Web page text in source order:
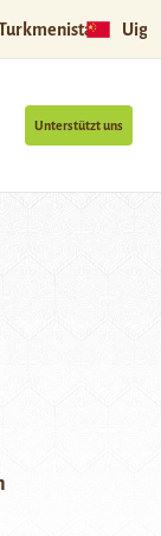
Unterstützt uns